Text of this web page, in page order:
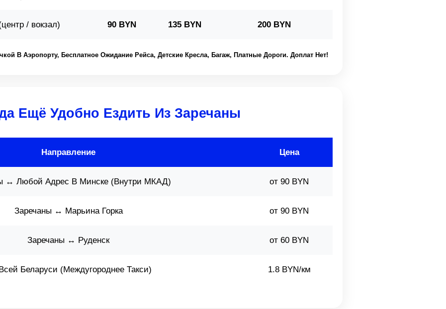
/ вокзал) 90 BYN 135 BYN 200 BYN
В Аэропорту, Бесплатное Ожидание Рейса, Детские Кресла, Багаж, Платные Дороги. Доплат Нет!
Ещё Удобно Ездить Из Заречаны
Направление Цена
↔ Любой Адрес В Минске (Внутри МКАД) от 90 BYN
Заречаны ↔ Марьина Горка от 90 BYN
Заречаны ↔ Руденск от 60 BYN
Беларуси (Междугороднее Такси) 1.8 BYN/км